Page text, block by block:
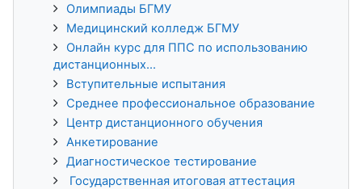
Олимпиады БГМУ
Медицинский колледж БГМУ
Онлайн курс для ППС по использованию
дистанционных...
Вступительные испытания
Среднее профессиональное образование
Центр дистанционного обучения
Анкетирование
Диагностическое тестирование
Государственная итоговая аттестация